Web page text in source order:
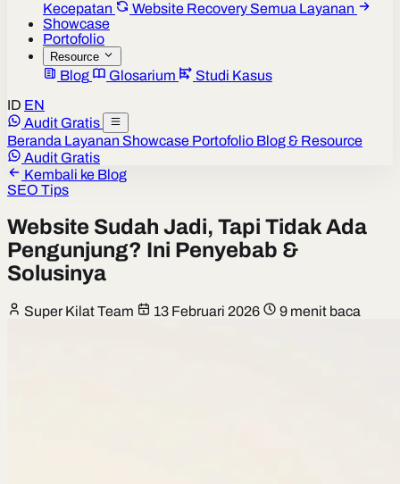
Kecepatan
Website Recovery Semua Layanan
Showcase
Portofolio
Resource
Blog Glosarium
Studi Kasus
ID EN
Audit Gratis
Beranda Layanan Showcase Portofolio Blog & Resource
Audit Gratis
Kembali ke Blog
SEO Tips
Website Sudah Jadi, Tapi Tidak Ada
Pengunjung? Ini Penyebab &
Solusinya
Super Kilat Team 13 Februari 2026 9 menit baca